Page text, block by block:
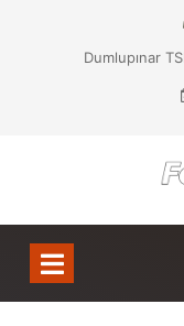
Dumlupınar